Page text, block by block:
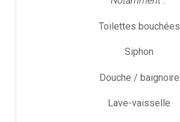
Toilettes bouchées
Siphon
Douche / baignoire
Lave-vaisselle